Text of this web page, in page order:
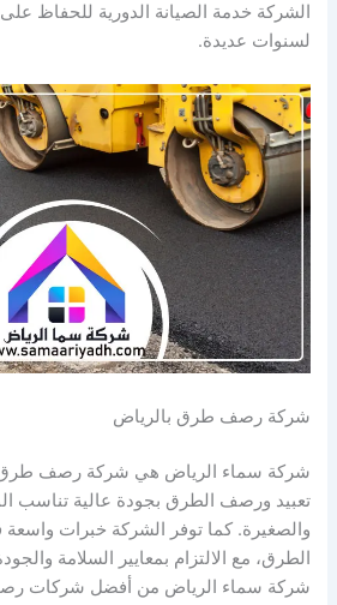
الشركة خدمة الصيانة الدورية للحفاظ
لسنوات عديدة.
شركة رصف طرق بالرياض
شركة سماء الرياض هي شركة رصف طرق
تعبيد ورصف الطرق بجودة عالية تناسب
والصغيرة. كما توفر الشركة خبرات
الطرق، مع الالتزام بمعايير السلامة
شركة سماء الرياض من أفضل شركات